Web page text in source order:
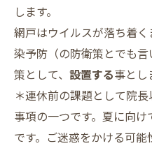
します。
網戸はウイルスが落ち着
染予防（の防衛策とでも
策として、 設置する事とし
＊連休前の課題として院
事項の一つです。夏に向
です。ご迷惑をかける可